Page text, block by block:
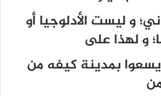
و ليست الأدلوجيا أو
و لهذا على
بمدينة كيفه من